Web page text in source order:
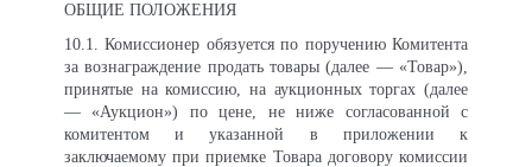
ОБЩИЕ ПОЛОЖЕНИЯ
10.1. Комиссионер обязуется по поручению Комитента
за вознаграждение продать товары (далее — «Товар»),
принятые на комиссию, на аукционных торгах (далее
— «Аукцион») по цене, не ниже согласованной с
комитентом и указанной в приложении к
заключаемому при приемке Товара договору комиссии